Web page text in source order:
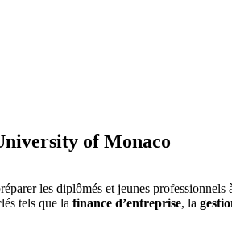
of Monaco
les diplômés et jeunes
tels que la finance d’entreprise, la